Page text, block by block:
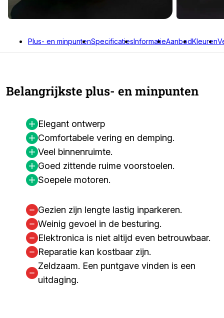
Plus- en minpuntenSpecificatiesInformatieAanbodKleuren
Belangrijkste plus- en minpunten
Elegant ontwerp
Comfortabele vering en demping.
Veel binnenruimte.
Goed zittende ruime voorstoelen.
Soepele motoren.
Gezien zijn lengte lastig inparkeren.
Weinig gevoel in de besturing.
Elektronica is niet altijd even betrouwbaar.
Reparatie kan kostbaar zijn.
Zeldzaam. Een puntgave vinden is een
uitdaging.